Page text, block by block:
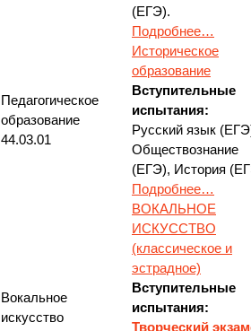
(ЕГЭ).
Подробнее…
Педагогическое
образование
44.03.01
Историческое
образование
Вступительные
испытания:
Русский язык
Обществознание
(ЕГЭ), История
Подробнее…
Вокальное
искусство
ВОКАЛЬНОЕ
ИСКУССТВО
(классическое и
эстрадное)
Вступительные
испытания:
Творческий